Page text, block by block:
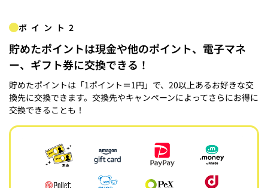
ポイント2
貯めたポイントは現金や他のポイント、電子マネ
ー、ギフト券に交換できる！
貯めたポイントは「1ポイント＝1円」で、20以上あるお好きな交
換先に交換できます。交換先やキャンペーンによってさらにお得に
交換できることも！